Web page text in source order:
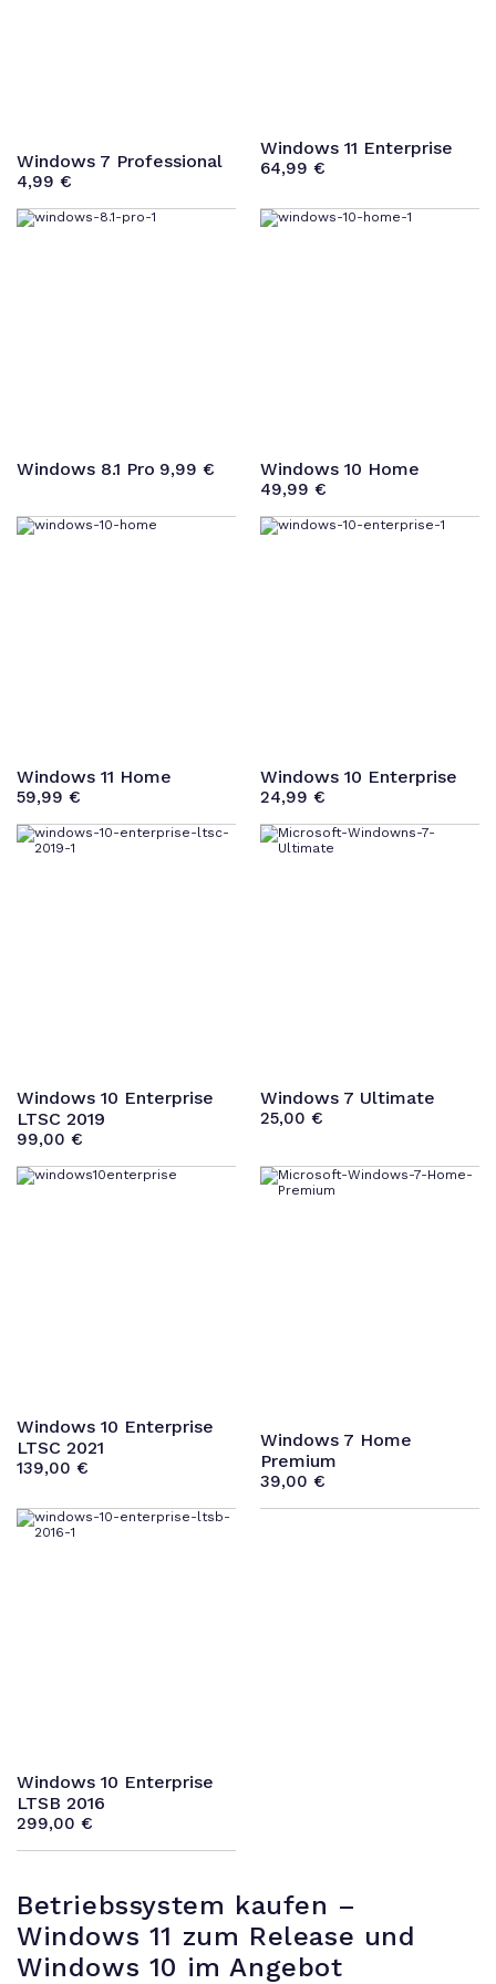
Windows 7 Professional
4,99 €
Windows 11 Enterprise
64,99€
Windows 8.1 Pro 9,99 € Windows 10 Home
49,99€
Windows 11 Home
59,99 €
Windows 10 Enterprise
24,99€
Windows 10 Enterprise
LTSC 2019
99,00 €
Windows 7 Ultimate
25,00€
Windows 10 Enterprise
LTSC 2021
139,00 €
Windows 7 Home
Premium
39,00€
Windows 10 Enterprise
LTSB 2016
299,00 €
Betriebssystem kaufen –
Windows 11 zum Release und
Windows 10 im Angebot